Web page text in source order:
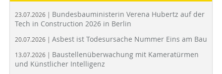
23.07.2026 | Bundesbauministerin Verena Hubertz auf der
Tech in Construction 2026 in Berlin
20.07.2026 | Asbest ist Todesursache Nummer Eins am Bau
13.07.2026 | Baustellenüberwachung mit Kameratürmen
und Künstlicher Intelligenz